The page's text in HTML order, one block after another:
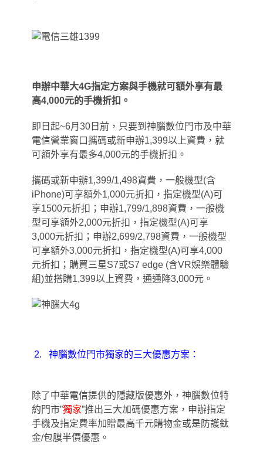
申辦中華大4G指定方案與手機就可額外享有最
高4,000元的手機折扣。
即日起~6月30日前，只要到神腦數位門市及中華
電信營業窗口攜碼或新申辦1,399以上資費，就
可額外享有最多4,000元的手機折扣。
攜碼或新申辦1,399/1,498資費 ， 一般機型(含
iPhone)可享額外1,000元折扣 ， 指定機型(A)可
享1500元折扣；申辦1,799/1,898資費，一般機
型可享額外2,000元折扣，指定機型(A)可享
3,000元折扣；申辦2,699/2,798資費，一般機型
可享額外3,000元折扣，指定機型(A)可享4,000
元折扣；購買三星S7或S7 edge (含VR娛樂體驗
組)並搭購1,399以上資費 ， 通通降3,000元。
2. 神腦數位門市獨家的三大優惠方案：
除了中華電信提供的隱藏版優惠外 ， 神腦數位特
約門市”獨家”推出三大加碼優惠方案 ， 申辦指定
手機及指定費率加贈最高千元購物金或是防護鈦
金/包膜半價優惠。